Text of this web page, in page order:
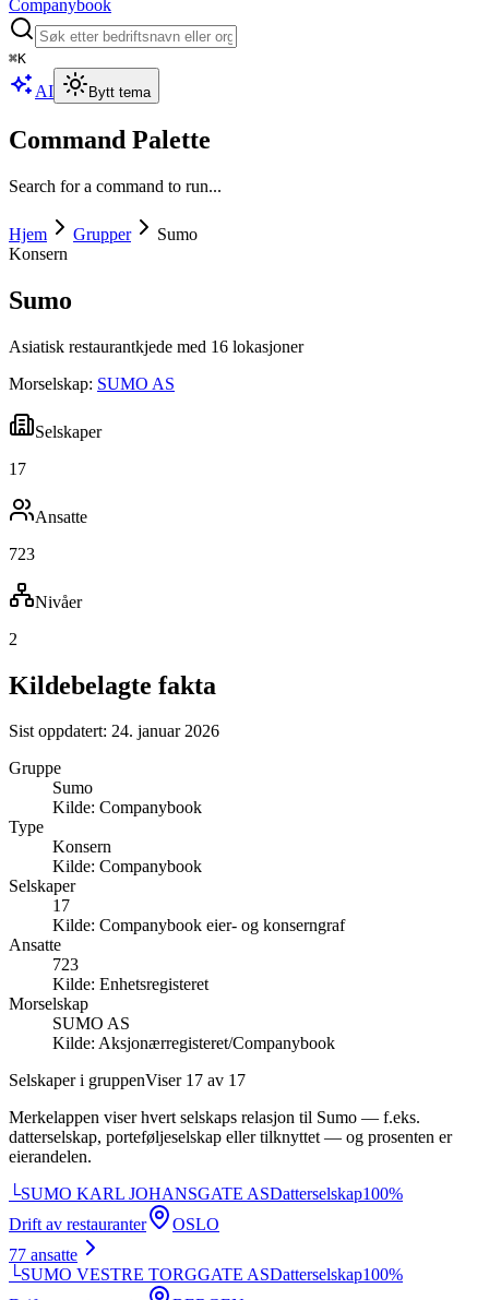
Companybook
⌘K
AI Bytt tema
Command Palette
Search for a command to run...
Hjem Grupper
Sumo
Konsern
Sumo
Asiatisk restaurantkjede med 16 lokasjoner
Morselskap: SUMO AS
Selskaper
17
Ansatte
723
Nivåer
2
Kildebelagte fakta
Sist oppdatert: 24. januar 2026
Gruppe
Sumo
Kilde: Companybook
Type
Konsern
Kilde: Companybook
Selskaper
17
Kilde: Companybook eier- og konserngraf
Ansatte
723
Kilde: Enhetsregisteret
Morselskap
SUMO AS
Kilde: Aksjonærregisteret/Companybook
Selskaper i gruppenViser 17 av 17
Merkelappen viser hvert selskaps relasjon til Sumo — f.eks.
datterselskap, porteføljeselskap eller tilknyttet — og prosenten er
eierandelen.
└SUMO KARL JOHANSGATE ASDatterselskap100%
Drift av restauranter
OSLO
77 ansatte
└SUMO VESTRE TORGGATE ASDatterselskap100%